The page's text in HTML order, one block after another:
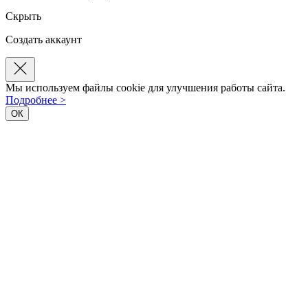
Скрыть
Создать аккаунт
Мы используем файлы cookie для улучшения работы сайта.
Подробнее >
ОК